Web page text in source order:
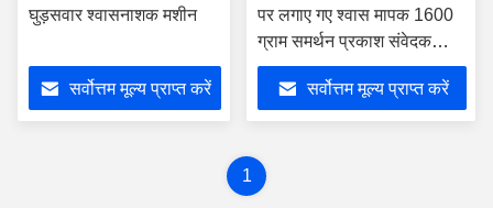
घुड़सवार श्वासनाशक मशीन
सर्वोत्तम मूल्य प्राप्त करें
पर लगाए गए श्वास मापक 1600
ग्राम समर्थन प्रकाश संवेदक
संकेत
सर्वोत्तम मूल्य प्राप्त करें
1